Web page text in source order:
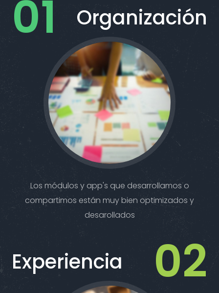
Organización
Los módulos y app's que desarrollamos o
compartimos están muy bien optimizados y
desarollados
Experiencia